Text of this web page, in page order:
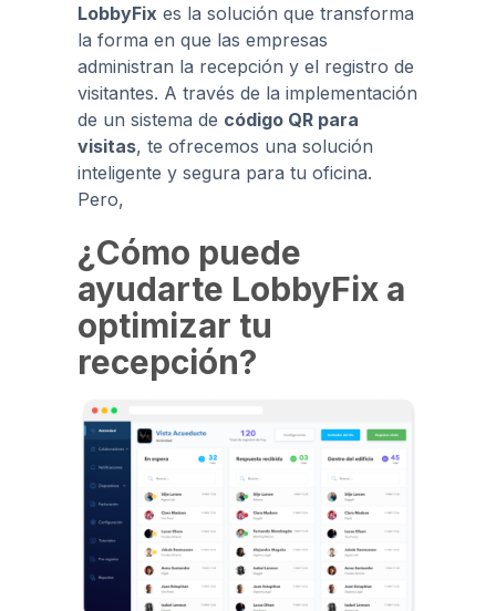
LobbyFix es la solución que transforma
la forma en que las empresas
administran la recepción y el registro de
visitantes. A través de la implementación
de un sistema de código QR para
visitas, te ofrecemos una solución
inteligente y segura para tu oficina.
Pero,
¿Cómo puede
ayudarte LobbyFix a
optimizar tu
recepción?